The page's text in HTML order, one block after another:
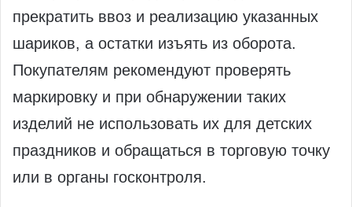
прекратить ввоз и реализацию указанных
шариков, а остатки изъять из оборота.
Покупателям рекомендуют проверять
маркировку и при обнаружении таких
изделий не использовать их для детских
праздников и обращаться в торговую точку
или в органы госконтроля.